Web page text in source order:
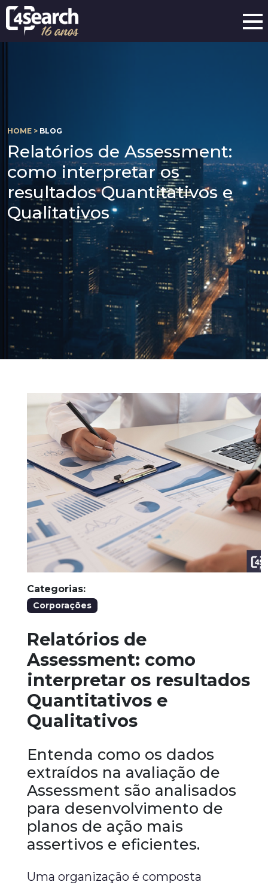
HOME > BLOG
Relatórios de Assessment:
como interpretar os
resultados Quantitativos e
Qualitativos
Categorias:
Corporações
Relatórios de
Assessment: como
interpretar os resultados
Quantitativos e
Qualitativos
Entenda como os dados
extraídos na avaliação de
Assessment são analisados
para desenvolvimento de
planos de ação mais
assertivos e eficientes.
Uma organização é composta